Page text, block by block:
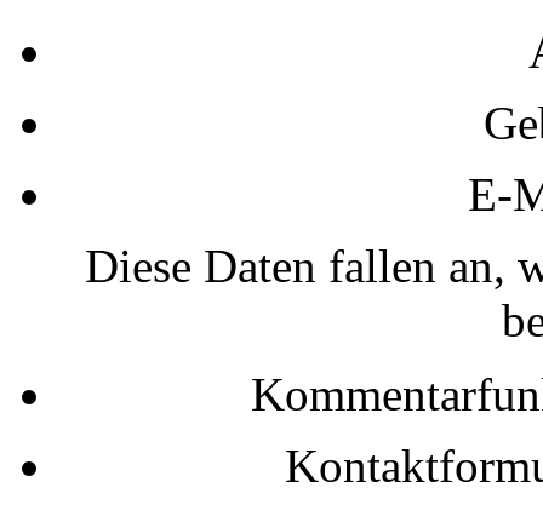
E-
Diese Daten fallen an,